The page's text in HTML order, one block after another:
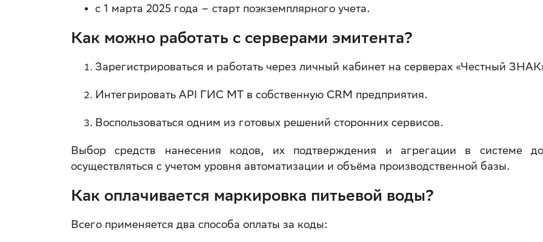
с 1 марта 2025 года – старт поэкземплярного учета.
Как можно работать с серверами эмитента?
Зарегистрироваться и работать через личный кабинет на серверах «Честный
Интегрировать API ГИС МТ в собственную CRM предприятия.
Воспользоваться одним из готовых решений сторонних сервисов.
Выбор средств нанесения кодов, их подтверждения и агрегации в системе
осуществляться с учетом уровня автоматизации и объёма производственной базы.
Как оплачивается маркировка питьевой воды?
Всего применяется два способа оплаты за коды: